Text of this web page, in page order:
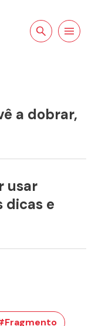
Pesquisar no
Abrir a
a dobrar,
usar
dicas e